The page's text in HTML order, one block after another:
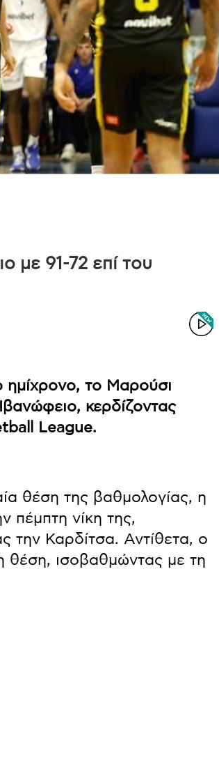
με 91-72 επί του
ημίχρονο, το Μαρούσι
κερδίζοντας
League.
θέση της βαθμολογίας, η
νίκη της,
την Καρδίτσα. Αντίθετα, ο
θέση, ισοβαθμώντας με τη